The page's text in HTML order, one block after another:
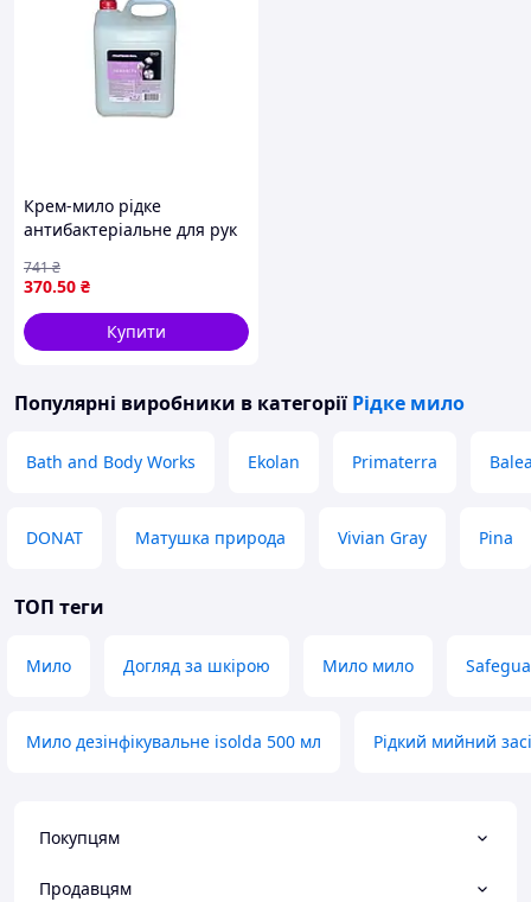
Крем-мило рідке
антибактеріальне для рук
пом'якшуючими
властивостями 5л ТМ ПУСЯ
370.50 ₴
741₴
Купити
Популярні виробники в категорії Рідке мило
Bath and Body Works Ekolan Primaterra
DONAT Матушка природа Vivian Gray Pina
ТОП теги
Мило Догляд за шкірою Мило мило
Мило дезінфікувальне isolda 500 мл Рідкий мийний
Покупцям
Продавцям